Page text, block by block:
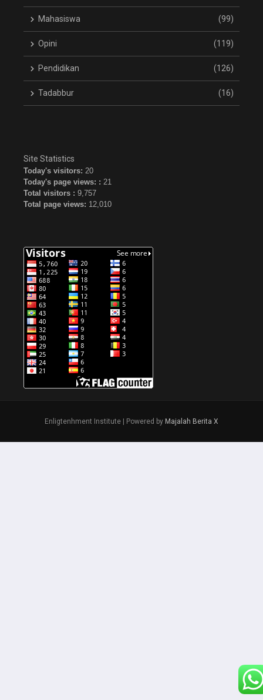
Mahasiswa (99)
Opini (119)
Pendidikan (126)
Tadabbur (16)
Site Statistics
Today's visitors: 20
Today's page views: : 21
Total visitors : 9,757
Total page views: 12,010
Enligtenhment Institute | Powered by Majalah Berita X